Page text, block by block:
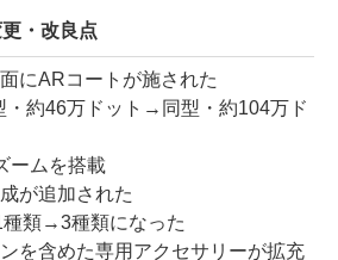
・改良点
にARコートが施された
・約46万ドット→同型・約104万ド
ームを搭載
が追加された
類→3種類になった
を含めた専用アクセサリーが拡充